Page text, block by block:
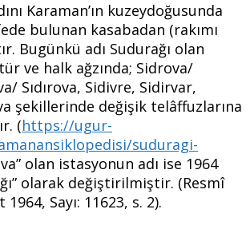
Karaman’ın kuzeydoğusunda
bulunan kasabadan (rakımı
Bugünkü adı Sudurağı olan
ve halk ağzında; Sidrova/
Sıdırova, Sidivre, Sidirvar,
şekillerinde değişik telâffuzlarına
(https://ugur-
suduragi-
olan istasyonun adı ise 1964
olarak değiştirilmiştir. (Resmî
Sayı: 11623, s. 2).